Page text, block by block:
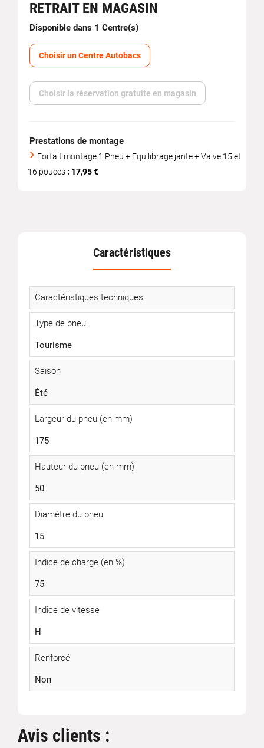
RETRAIT EN MAGASIN
Disponible dans 1 Centre(s)
Choisir un Centre Autobacs
Choisir la réservation gratuite en magasin
Prestations de montage
Forfait montage 1 Pneu + Equilibrage jante + Valve 15 et
16 pouces : 17,95 €
Caractéristiques
Caractéristiques techniques
Type de pneu
Tourisme
Saison
Été
Largeur du pneu (en mm)
175
Hauteur du pneu (en mm)
50
Diamètre du pneu
15
Indice de charge (en %)
75
Indice de vitesse
H
Renforcé
Non
Avis clients :